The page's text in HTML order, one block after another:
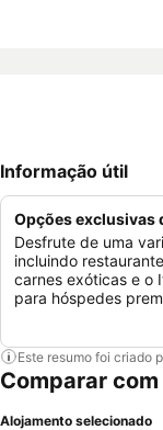
Informação útil
Opções exclusivas
Desfrute de uma
incluindo
carnes exóticas e o
para hóspedes
Este resumo foi criado
Comparar
Alojamento selecionado